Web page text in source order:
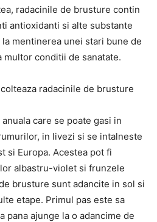
radacinile de brusture contin
antioxidanti si alte substante
mentinerea unei stari bune de
multor conditii de sanatate.
radacinile de brusture
care se poate gasi in
in livezi si se intalneste
si Europa. Acestea pot fi
albastru-violet si frunzele
brusture sunt adancite in sol si
etape. Primul pas este sa
pana ajunge la o adancime de